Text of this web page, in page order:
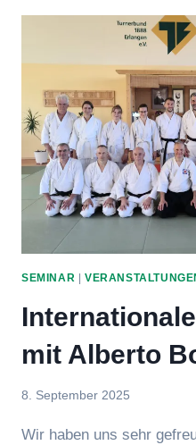
SEMINAR
mit Alberto
Von
8. September 2025
Wir haben uns sehr